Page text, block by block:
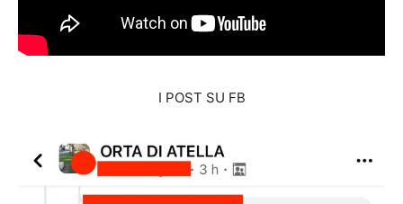
I POST SU FB